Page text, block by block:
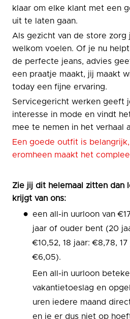
klaar om elke klant met een
uit te laten gaan.
Als gezicht van de store zorg
welkom voelen. Of je nu
de perfecte jeans, advies
een praatje maakt, jij maakt
today een fijne ervaring.
Servicegericht werken geeft
interesse in mode en vindt
mee te nemen in het verhaal
Een goede outfit is
eromheen maakt het
Zie jij dit helemaal zitten dan
krijgt van ons:
een all-in uurloon van
jaar of ouder bent (20
€10,52, 18 jaar: €8,78,
€6,05).
Een all-in uurloon
vakantietoeslag en
uren iedere maand
en je er dus niet op